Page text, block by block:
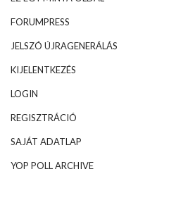
FORUMPRESS
JELSZÓ ÚJRAGENERÁLÁS
KIJELENTKEZÉS
LOGIN
REGISZTRÁCIÓ
SAJÁT ADATLAP
YOP POLL ARCHIVE